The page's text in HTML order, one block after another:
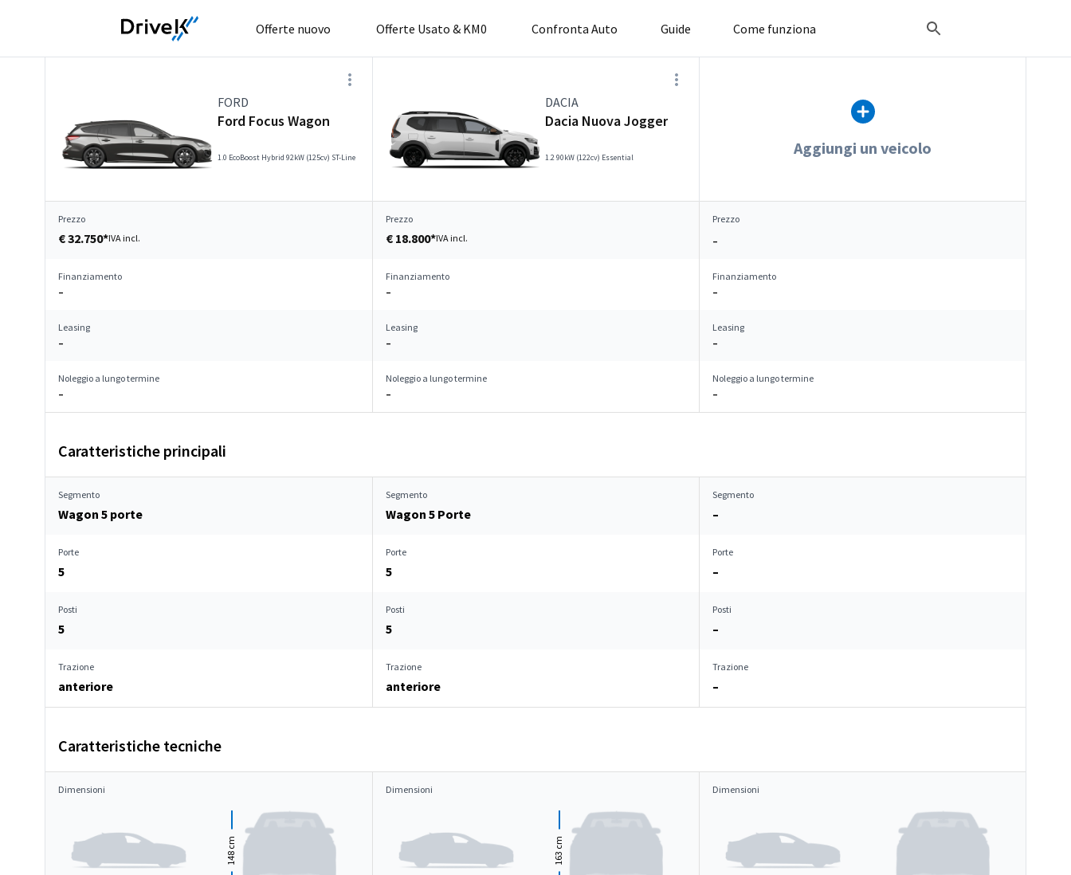
Offerte nuovo Offerte Usato & KM0 Confronta Auto Guide Come funziona
FORD
Ford Focus Wagon
1.0 EcoBoost Hybrid 92kW (125cv) ST-Line
DACIA
Dacia Nuova Jogger
1.2 90kW (122cv) Essential Aggiungi un veicolo
Prezzo
€ 32.750*IVA incl.
Prezzo
€ 18.800*IVA incl.
Prezzo
–
Finanziamento
–
Finanziamento
–
Finanziamento
–
Leasing
–
Leasing
–
Leasing
–
Noleggio a lungo termine
–
Noleggio a lungo termine
–
Noleggio a lungo termine
–
Caratteristiche principali
Segmento
Wagon 5 porte
Segmento
Wagon 5 Porte
Segmento
–
Porte
5
Porte
5
Porte
–
Posti
5
Posti
5
Posti
–
Trazione
anteriore
Trazione
anteriore
Trazione
–
Caratteristiche tecniche
Dimensioni
148
cm
Dimensioni
163
cm
Dimensioni